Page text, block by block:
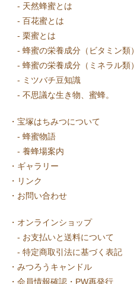
- 天然蜂蜜とは
- 百花蜜とは
- 栗蜜とは
- 蜂蜜の栄養成分（ビタミン類）
- 蜂蜜の栄養成分（ミネラル類）
- ミツバチ豆知識
- 不思議な生き物、蜜蜂。
・ 宝塚はちみつについて
- 蜂蜜物語
- 養蜂場案内
・ ギャラリー
・ リンク
・ お問い合わせ
・ オンラインショップ
- お支払いと送料について
- 特定商取引法に基づく表記
・ みつろうキャンドル
・ 会員情報確認・PW再発行